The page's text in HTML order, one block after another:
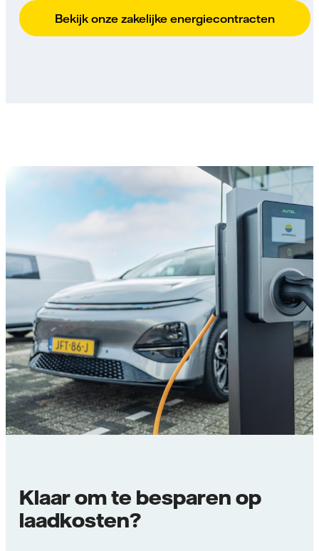
Bekijk onze zakelijke energiecontracten
Klaar om te besparen op
laadkosten?